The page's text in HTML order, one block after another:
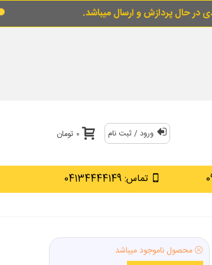
میباشد.
برای خرید
ورود / ثبت نام 0 تومان
تماس: 04134444149
محصول ناموجود میباشد